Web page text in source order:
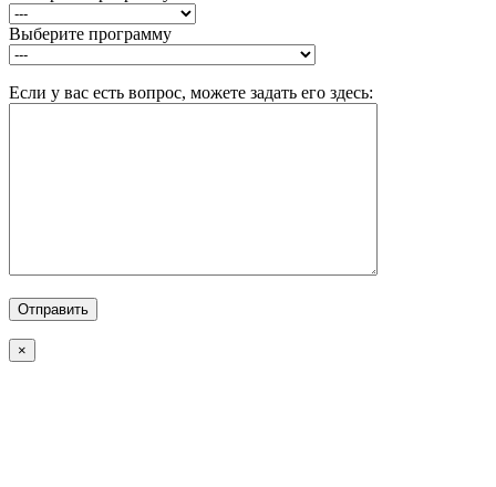
Выберите программу
Если у вас есть вопрос, можете задать его здесь:
×